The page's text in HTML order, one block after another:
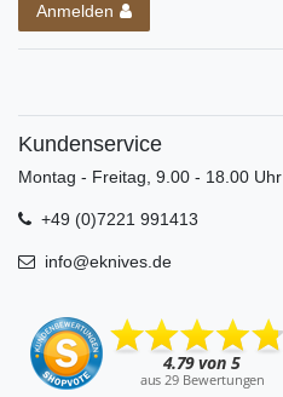
Anmelden
Kundenservice
Montag - Freitag, 9.00 - 18.00 Uhr
+49 (0)7221 991413
info@eknives.de